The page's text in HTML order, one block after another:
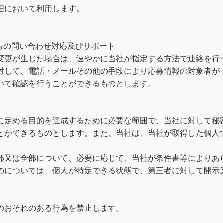
おいて利用します。
問い合わせ対応及びサポート
が生じた場合は、速やかに当社が指定する方法で連絡を行
て、電話・メールその他の手段により応募情報の対象者
確認を行うことができるものとします。
める目的を達成するために必要な範囲で、当社に対して
できるものとします。また、当社は、当社が取得した個
は全部について、必要に応じて、当社が条件書等により
ついては、個人が特定できる状態で、第三者に対して開
それのある行為を禁止します。